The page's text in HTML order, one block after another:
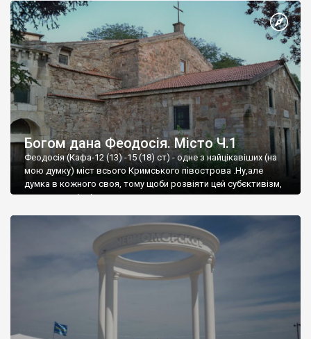
Богом дана Феодосія. Місто Ч.1
Феодосія (Кафа-12 (13) -15 (18) ст) - одне з найцікавіших (на
мою думку) міст всього Кримського півострова .Ну,але
думка в кожного своя, тому щоби розвіяти цей субєктивізм,
запрошую відвідати це